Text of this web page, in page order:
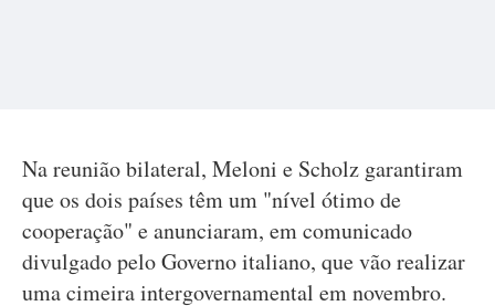
Na reunião bilateral, Meloni e Scholz garantiram
que os dois países têm um "nível ótimo de
cooperação" e anunciaram, em comunicado
divulgado pelo Governo italiano, que vão realizar
uma cimeira intergovernamental em novembro.